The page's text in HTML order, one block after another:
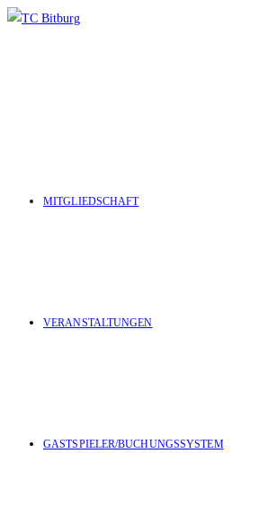
Zum
MITGLIEDSCHAFT
VERANSTALTUNGEN
GASTSPIELER/BUCHUNGSSYSTEM